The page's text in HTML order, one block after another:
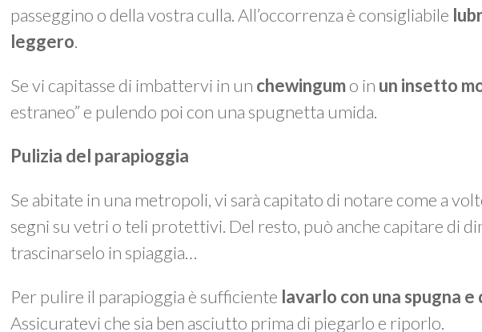
passeggino o della vostra culla. All’occorrenza è consigliabile
leggero.
Se vi capitasse di imbattervi in un chewingumo in un insetto
estraneo” e pulendo poi con una spugnetta umida.
Pulizia del parapioggia
Se abitate in una metropoli, vi sarà capitato di notare come a
segni su vetri o teli protettivi. Del resto, può anche capitare di
trascinarselo in spiaggia…
Per pulire il parapioggia è sufficiente lavarlo con una spugna e
Assicuratevi che sia ben asciutto prima di piegarlo e riporlo.